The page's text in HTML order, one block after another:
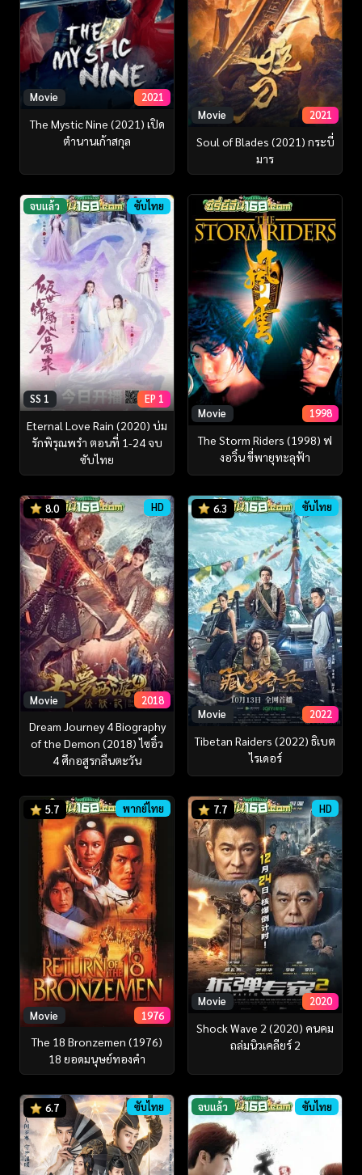
Movie 2021
The Mystic Nine (2021) เปิด
ตํานานเก้าสกุล
Movie 2021
Soul of Blades (2021) กระบี่
มาร
จบแล้ว ซับไทย
SS 1 EP 1
Eternal Love Rain (2020) บ่ม
รักพิรุณพรำ ตอนที่ 1-24 จบ
ซับไทย
Movie 1998
The Storm Riders (1998) ฟ
งอวิ๋น ขี่พายุทะลุฟ้า
8.0 HD
Movie 2018
Dream Journey 4 Biography
of the Demon (2018) ไซอิ๋ว
4 ศึกอสูรกลืนตะวัน
6.3 ซับไทย
Movie 2022
Tibetan Raiders (2022) ธิเบต
ไรเดอร์
5.7 พากย์ไทย
Movie 1976
The 18 Bronzemen (1976)
18 ยอดมนุษย์ทองคำ
7.7 HD
Movie 2020
Shock Wave 2 (2020) คนคม
ถล่มนิวเคลียร์ 2
6.7 ซับไทย จบแล้ว ซับไทย